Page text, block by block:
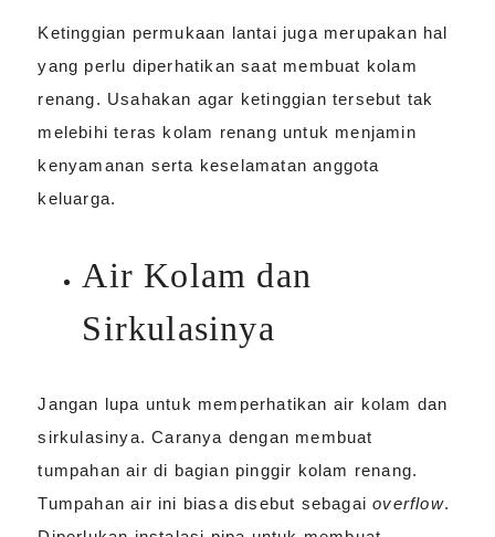
Ketinggian permukaan lantai juga merupakan hal
yang perlu diperhatikan saat membuat kolam
renang. Usahakan agar ketinggian tersebut tak
melebihi teras kolam renang untuk menjamin
kenyamanan serta keselamatan anggota
keluarga.
Air Kolam dan
Sirkulasinya
Jangan lupa untuk memperhatikan air kolam dan
sirkulasinya. Caranya dengan membuat
tumpahan air di bagian pinggir kolam renang.
Tumpahan air ini biasa disebut sebagaioverflow.